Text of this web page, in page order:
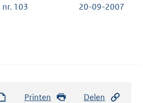
103 20-09-2007
Printen Delen